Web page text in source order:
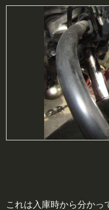
これは入庫時から分かっ